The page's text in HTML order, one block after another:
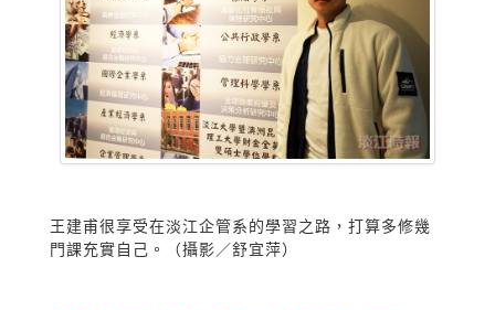
王建甫很享受在淡江企管系的學習之路，打算多修幾
門課充實自己。（攝影／舒宜萍）